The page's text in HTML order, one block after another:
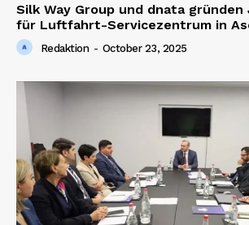
Silk Way Group und dnata
für Luftfahrt-Servicezentrum in
Redaktion - October 23, 2025